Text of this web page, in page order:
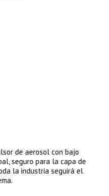
de aerosol con bajo
seguro para la capa de
la industria seguirá el